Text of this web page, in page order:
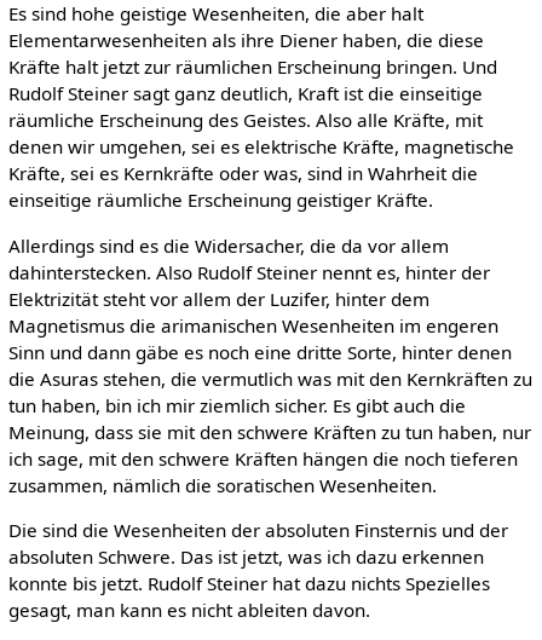
Es sind hohe geistige Wesenheiten, die aber halt
Elementarwesenheiten als ihre Diener haben, die diese
Kräfte halt jetzt zur räumlichen Erscheinung bringen. Und
Rudolf Steiner sagt ganz deutlich, Kraft ist die einseitige
räumliche Erscheinung des Geistes. Also alle Kräfte, mit
denen wir umgehen, sei es elektrische Kräfte, magnetische
Kräfte, sei es Kernkräfte oder was, sind in Wahrheit die
einseitige räumliche Erscheinung geistiger Kräfte.
Allerdings sind es die Widersacher, die da vor allem
dahinterstecken. Also Rudolf Steiner nennt es, hinter der
Elektrizität steht vor allem der Luzifer, hinter dem
Magnetismus die arimanischen Wesenheiten im engeren
Sinn und dann gäbe es noch eine dritte Sorte, hinter denen
die Asuras stehen, die vermutlich was mit den Kernkräften zu
tun haben, bin ich mir ziemlich sicher. Es gibt auch die
Meinung, dass sie mit den schwere Kräften zu tun haben, nur
ich sage, mit den schwere Kräften hängen die noch tieferen
zusammen, nämlich die soratischen Wesenheiten.
Die sind die Wesenheiten der absoluten Finsternis und der
absoluten Schwere. Das ist jetzt, was ich dazu erkennen
konnte bis jetzt. Rudolf Steiner hat dazu nichts Spezielles
gesagt, man kann es nicht ableiten davon.